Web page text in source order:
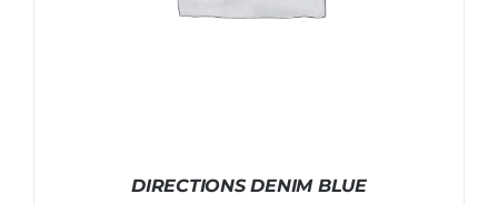
DIRECTIONS DENIM BLUE